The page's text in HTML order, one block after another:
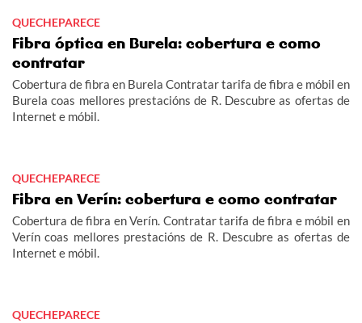
QUECHEPARECE
Fibra óptica en Burela: cobertura e como
contratar
Cobertura de fibra en Burela Contratar tarifa de fibra e móbil en
Burela coas mellores prestacións de R. Descubre as ofertas de
Internet e móbil.
QUECHEPARECE
Fibra en Verín: cobertura e como contratar
Cobertura de fibra en Verín. Contratar tarifa de fibra e móbil en
Verín coas mellores prestacións de R. Descubre as ofertas de
Internet e móbil.
QUECHEPARECE